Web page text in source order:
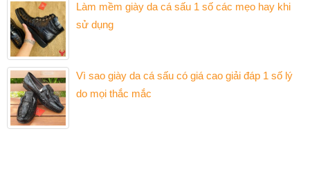
Làm mềm giày da cá sấu 1 số các mẹo hay khi
sử dụng
Vì sao giày da cá sấu có giá cao giải đáp 1 số lý
do mọi thắc mắc